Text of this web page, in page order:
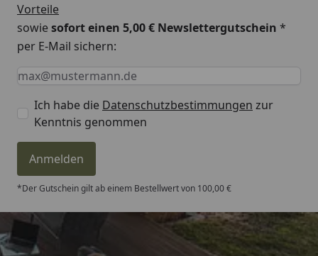
Vorteile
sowiesofort einen 5,00 € Newslettergutschein *
per E-Mail sichern:
Keine Eingabe erforderlich
Eingabe erforderlich
E-Mail *
Ich habe die Datenschutzbestimmungen zur
Kenntnis genommen
Anmelden
*Der Gutschein gilt ab einem Bestellwert von 100,00 €